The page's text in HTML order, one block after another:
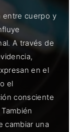
entre cuerpo y
A través de
en el
el
consciente
cambiar una